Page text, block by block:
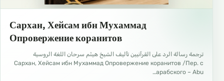
Сархан, Хейсам ибн Мухаммад
Опровержение коранитов
ترجمة رسالة الرد على القرآنيين تأليف الشيخ هيثم سرحان اللغة الروسية
Сархан, Хейсам ибн Мухаммад Опровержение коранитов /Пер. с
арабского – Abu…